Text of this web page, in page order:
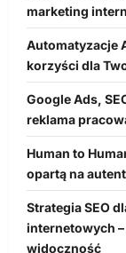
marketing
Automatyzacje
korzyści dla
Google Ads,
reklama
Human to
opartą na
Strategia SEO
internetowych
widoczność